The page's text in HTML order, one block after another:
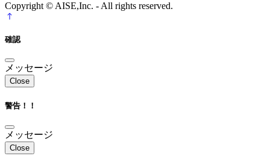
Copyright © AISE,Inc. - All rights reserved.
確認
メッセージ
Close
警告！！
メッセージ
Close